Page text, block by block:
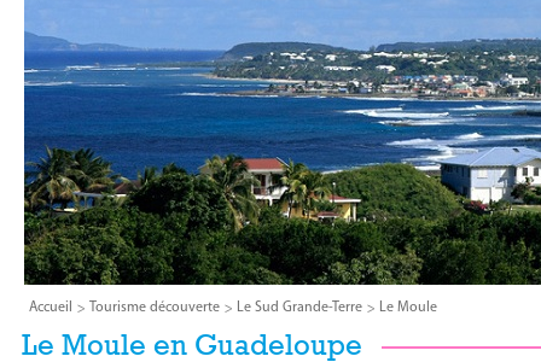
Accueil Tourisme découverte Le Sud Grande-Terre Le Moule
Le Moule en Guadeloupe